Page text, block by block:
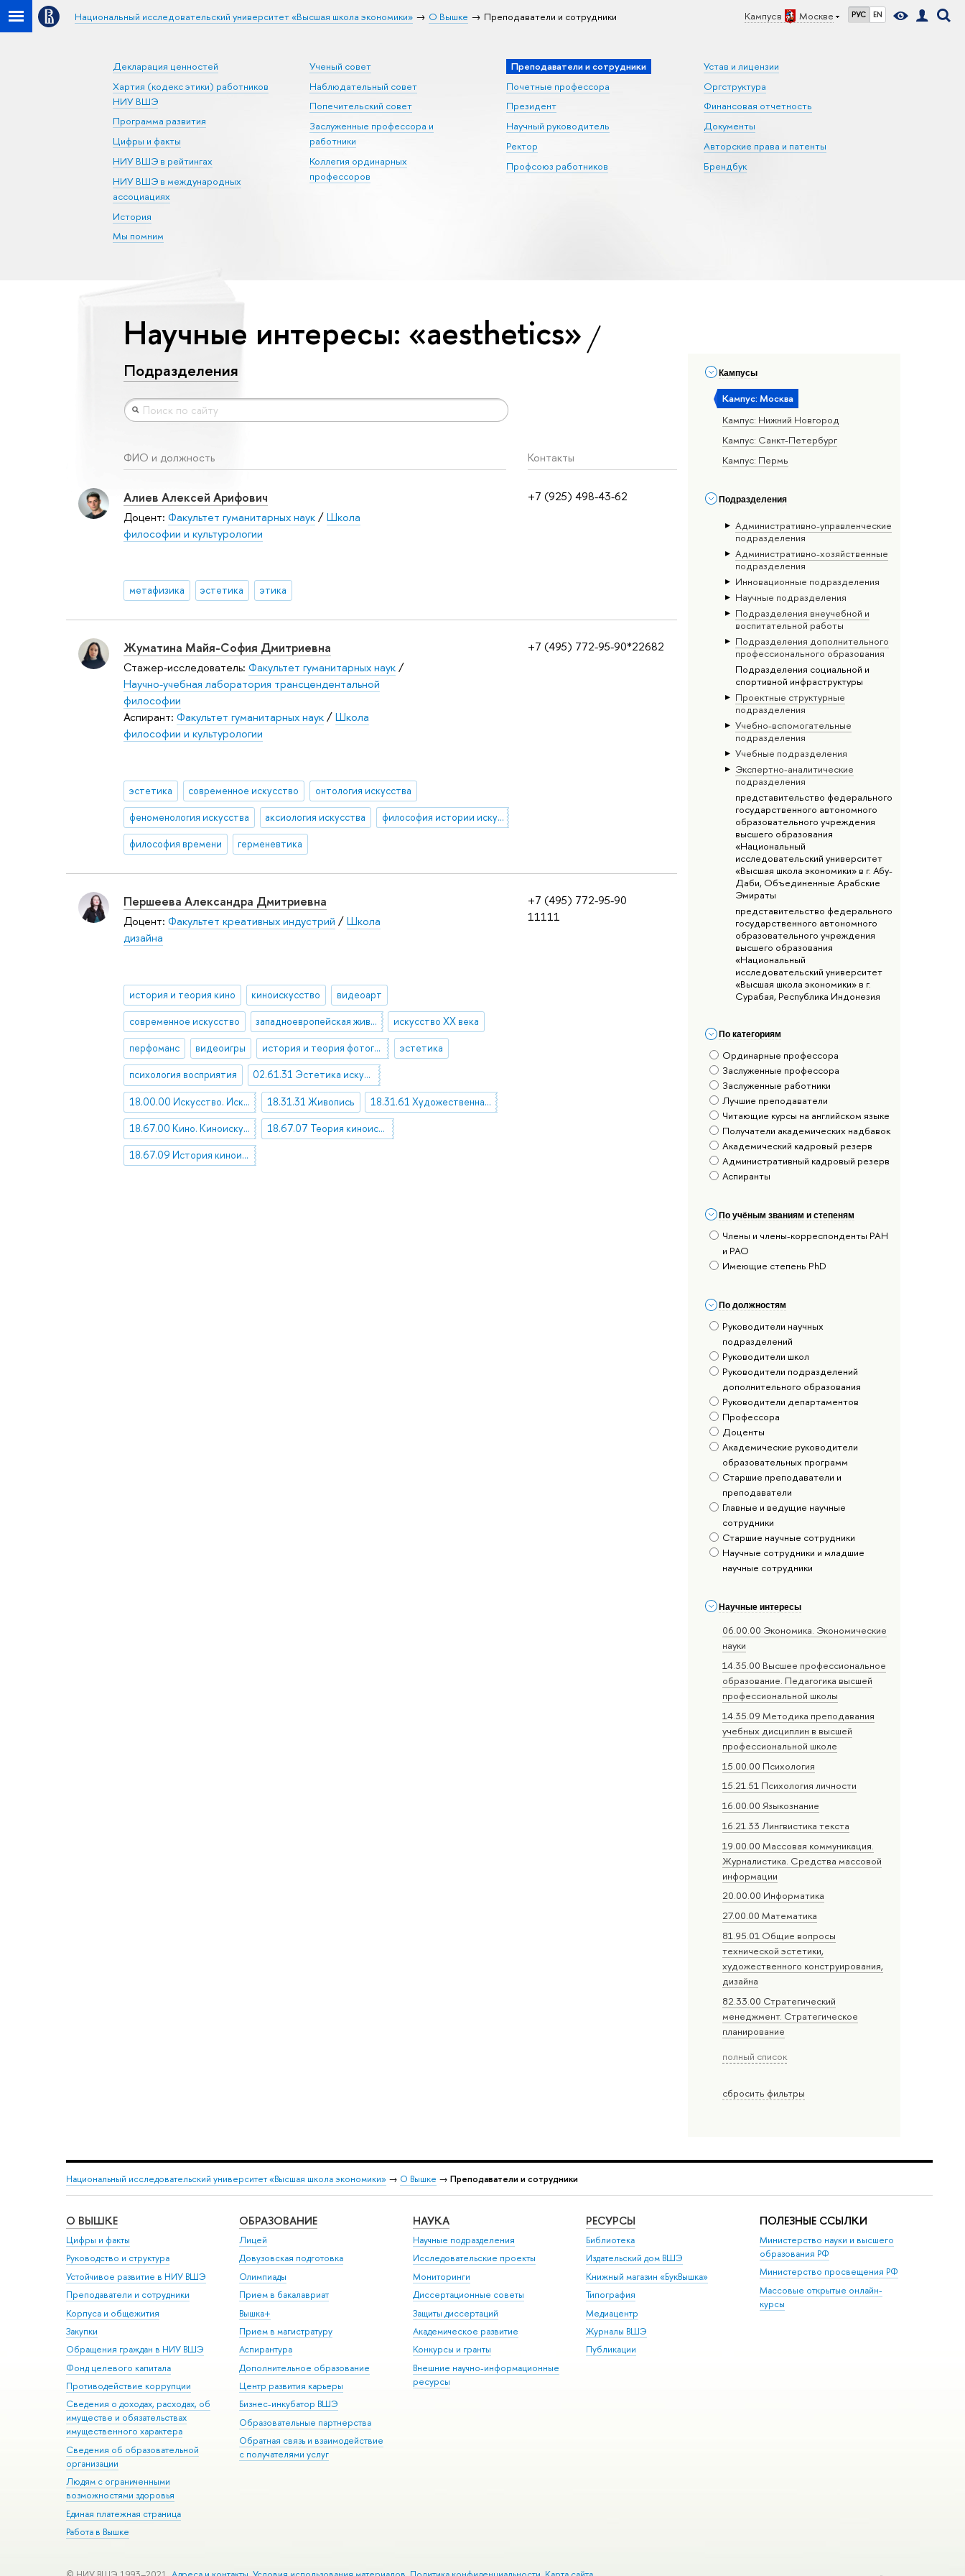
Кампус в Москве РУС EN
Национальный исследовательский университет «Высшая школа экономики» О Вышке Преподаватели и сотрудники
Декларация ценностей
Хартия (кодекс этики) работников
НИУ ВШЭ
Программа развития
Цифры и факты
НИУ ВШЭ в рейтингах
НИУ ВШЭ в международных
ассоциациях
История
Мы помним
Ученый совет
Наблюдательный совет
Попечительский совет
Заслуженные профессора и
работники
Коллегия ординарных
профессоров
Преподаватели и сотрудники
Почетные профессора
Президент
Научный руководитель
Ректор
Профсоюз работников
Устав и лицензии
Оргструктура
Финансовая отчетность
Документы
Авторские права и патенты
Брендбук
Кампусы
Кампус: Москва
Кампус: Нижний Новгород
Кампус: Санкт-Петербург
Кампус: Пермь
Подразделения
Административно-управленческие
подразделения
Административно-хозяйственные
подразделения
Инновационные подразделения
Научные подразделения
Подразделения внеучебной и
воспитательной работы
Подразделения дополнительного
профессионального образования
Подразделения социальной и
спортивной инфраструктуры
Проектные структурные
подразделения
Учебно-вспомогательные
подразделения
Учебные подразделения
Экспертно-аналитические
подразделения
представительство федерального
государственного автономного
образовательного учреждения
высшего образования
«Национальный
исследовательский университет
«Высшая школа экономики» в г. Абу-
Даби, Объединенные Арабские
Эмираты
представительство федерального
государственного автономного
образовательного учреждения
высшего образования
«Национальный
исследовательский университет
«Высшая школа экономики» в г.
Сурабая, Республика Индонезия
По категориям
Ординарные профессора
Заслуженные профессора
Заслуженные работники
Лучшие преподаватели
Читающие курсы на английском языке
Получатели академических надбавок
Академический кадровый резерв
Административный кадровый резерв
Аспиранты
По учёным званиям и степеням
Члены и члены-корреспонденты РАН
и РАО
Имеющие степень PhD
По должностям
Руководители научных
подразделений
Руководители школ
Руководители подразделений
дополнительного образования
Руководители департаментов
Профессора
Доценты
Академические руководители
образовательных программ
Старшие преподаватели и
преподаватели
Главные и ведущие научные
сотрудники
Старшие научные сотрудники
Научные сотрудники и младшие
научные сотрудники
Научные интересы
06.00.00 Экономика. Экономические
науки
14.35.00 Высшее профессиональное
образование. Педагогика высшей
профессиональной школы
14.35.09 Методика преподавания
учебных дисциплин в высшей
профессиональной школе
15.00.00 Психология
15.21.51 Психология личности
16.00.00 Языкознание
16.21.33 Лингвистика текста
19.00.00 Массовая коммуникация.
Журналистика. Средства массовой
информации
20.00.00 Информатика
27.00.00 Математика
81.95.01 Общие вопросы
технической эстетики,
художественного конструирования,
дизайна
82.33.00 Стратегический
менеджмент. Стратегическое
планирование
полный список
сбросить фильтры
Научные интересы: «aesthetics»
Подразделения
ФИО и должность Контакты
+7 (925) 498-43-62
Алиев Алексей Арифович
Доцент: Факультет гуманитарных наук/Школа
философии и культурологии
метафизика эстетика этика
+7 (495) 772-95-90*22682
Жуматина Майя-София Дмитриевна
Стажер-исследователь: Факультет гуманитарных наук/
Научно-учебная лаборатория трансцендентальной
философии
Аспирант: Факультет гуманитарных наук/Школа
философии и культурологии
эстетика современное искусство онтология искусства
феноменология искусства аксиология искусства философия истории искусства
философия времени герменевтика
+7 (495) 772-95-90
11111
Першеева Александра Дмитриевна
Доцент: Факультет креативных индустрий /Школа
дизайна
история и теория кино киноискусство видеоарт
современное искусство западноевропейская живопись XVII-XIX веков искусство ХХ века
перфоманс видеоигры история и теория фотографии эстетика
психология восприятия 02.61.31 Эстетика искусства
18.00.00 Искусство. Искусствоведение 18.31.31 Живопись 18.31.61 Художественная фотография
18.67.00 Кино. Киноискусство 18.67.07 Теория киноискусства
18.67.09 История киноискусства
Национальный исследовательский университет «Высшая школа экономики» → О Вышке → Преподаватели и сотрудники
О ВЫШКЕ
Цифры и факты
Руководство и структура
Устойчивое развитие в НИУ ВШЭ
Преподаватели и сотрудники
Корпуса и общежития
Закупки
Обращения граждан в НИУ ВШЭ
Фонд целевого капитала
Противодействие коррупции
Сведения о доходах, расходах, об
имуществе и обязательствах
имущественного характера
Сведения об образовательной
организации
Людям с ограниченными
возможностями здоровья
Единая платежная страница
Работа в Вышке
ОБРАЗОВАНИЕ
Лицей
Довузовская подготовка
Олимпиады
Прием в бакалавриат
Вышка+
Прием в магистратуру
Аспирантура
Дополнительное образование
Центр развития карьеры
Бизнес-инкубатор ВШЭ
Образовательные партнерства
Обратная связь и взаимодействие
с получателями услуг
НАУКА
Научные подразделения
Исследовательские проекты
Мониторинги
Диссертационные советы
Защиты диссертаций
Академическое развитие
Конкурсы и гранты
Внешние научно-информационные
ресурсы
РЕСУРСЫ
Библиотека
Издательский дом ВШЭ
Книжный магазин «БукВышка»
Типография
Медиацентр
Журналы ВШЭ
Публикации
ПОЛЕЗНЫЕ ССЫЛКИ
Министерство науки и высшего
образования РФ
Министерство просвещения РФ
Массовые открытые онлайн-
курсы